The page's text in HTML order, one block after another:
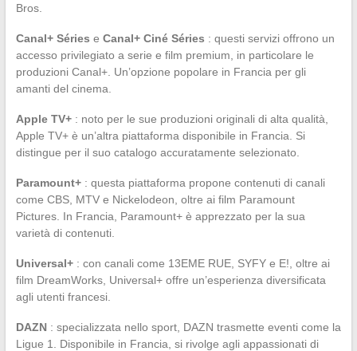
Bros.
Canal+ Séries e Canal+ Ciné Séries : questi servizi offrono un
accesso privilegiato a serie e film premium, in particolare le
produzioni Canal+. Un’opzione popolare in Francia per gli
amanti del cinema.
Apple TV+: noto per le sue produzioni originali di alta qualità,
Apple TV+ è un’altra piattaforma disponibile in Francia. Si
distingue per il suo catalogo accuratamente selezionato.
Paramount+: questa piattaforma propone contenuti di canali
come CBS, MTV e Nickelodeon, oltre ai film Paramount
Pictures. In Francia, Paramount+ è apprezzato per la sua
varietà di contenuti.
Universal+: con canali come 13EME RUE, SYFY e E!, oltre ai
film DreamWorks, Universal+ offre un’esperienza diversificata
agli utenti francesi.
DAZN: specializzata nello sport, DAZN trasmette eventi come la
Ligue 1. Disponibile in Francia, si rivolge agli appassionati di